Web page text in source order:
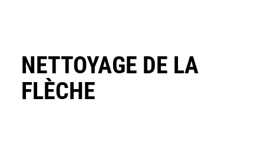
NETTOYAGE DE LA
FLÈCHE